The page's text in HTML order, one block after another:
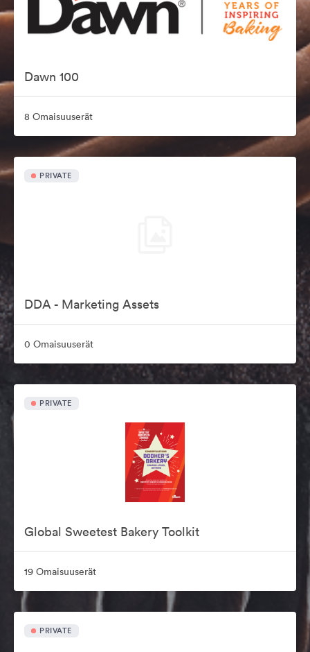
Dawn 100
8 Omaisuuserät
PRIVATE
DDA - Marketing Assets
0 Omaisuuserät
PRIVATE
Global Sweetest Bakery Toolkit
19 Omaisuuserät
PRIVATE